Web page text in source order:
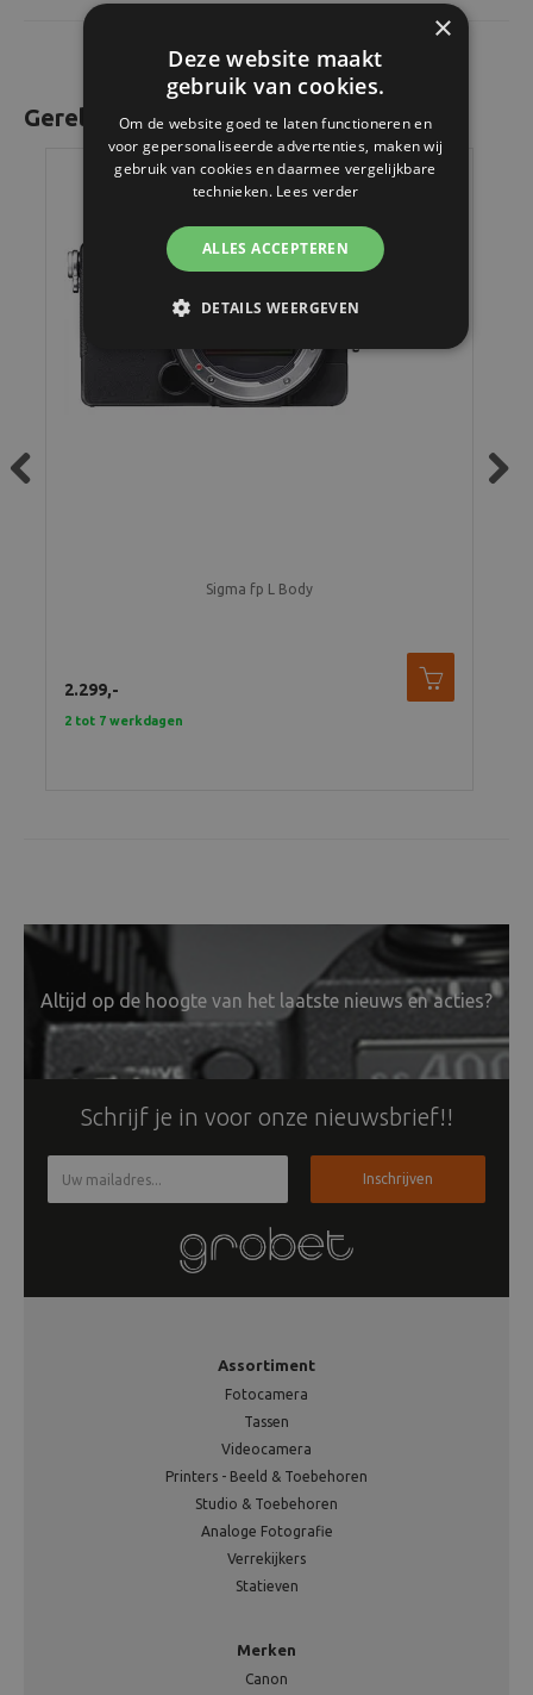
Gerelateerde producten
Sigma fp L Body
2.299,-
2 tot 7 werkdagen
Altijd op de hoogte van het laatste nieuws en acties?
Schrijf je in voor onze nieuwsbrief!!
Inschrijven
Assortiment
Fotocamera
Tassen
Videocamera
Printers - Beeld & Toebehoren
Studio & Toebehoren
Analoge Fotografie
Verrekijkers
Statieven
Merken
Canon
×
Deze website maakt
gebruik van cookies.
Om de website goed te laten functioneren en
voor gepersonaliseerde advertenties, maken wij
gebruik van cookies en daarmee vergelijkbare
technieken. Lees verder
ALLES ACCEPTEREN
DETAILS WEERGEVEN